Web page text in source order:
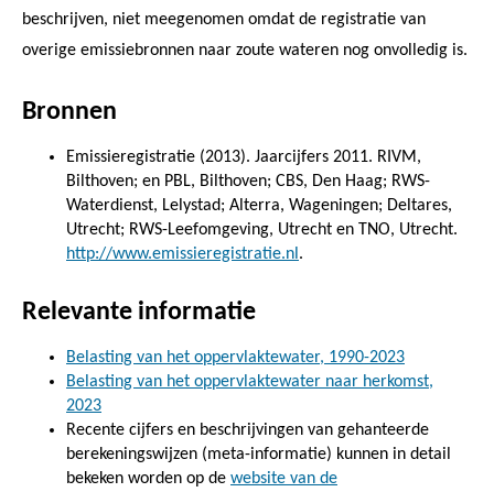
beschrijven, niet meegenomen omdat de registratie van
overige emissiebronnen naar zoute wateren nog onvolledig is.
Bronnen
Emissieregistratie (2013). Jaarcijfers 2011. RIVM,
Bilthoven; en PBL, Bilthoven; CBS, Den Haag; RWS-
Waterdienst, Lelystad; Alterra, Wageningen; Deltares,
Utrecht; RWS-Leefomgeving, Utrecht en TNO, Utrecht.
http://www.emissieregistratie.nl .
Relevante informatie
Belasting van het oppervlaktewater, 1990-2023
Belasting van het oppervlaktewater naar herkomst,
2023
Recente cijfers en beschrijvingen van gehanteerde
berekeningswijzen (meta-informatie) kunnen in detail
bekeken worden op de website van de